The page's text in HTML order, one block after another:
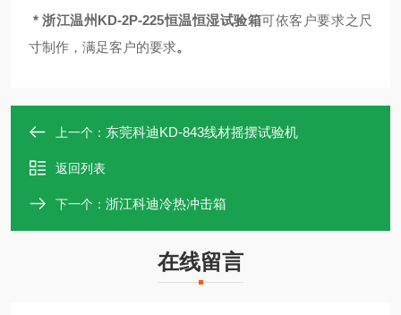
* 浙江温州KD-2P-225恒温恒湿试验箱可依客户要求之尺
寸制作，满足客户的要求。
上一个： 东莞科迪KD-843线材摇摆试验机
返回列表
下一个： 浙江科迪冷热冲击箱
在线留言